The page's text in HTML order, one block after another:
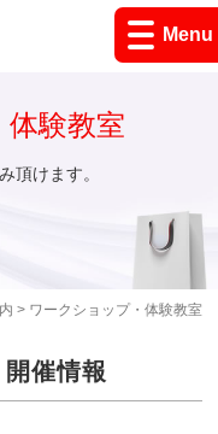
Menu
> ワークショップ・体験教室
験教室
頂けます。
催情報